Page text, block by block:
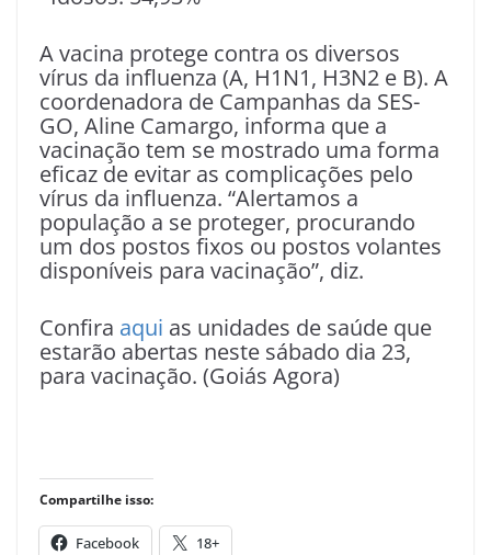
A vacina protege contra os diversos
vírus da influenza (A, H1N1, H3N2 e B). A
coordenadora de Campanhas da SES-
GO, Aline Camargo, informa que a
vacinação tem se mostrado uma forma
eficaz de evitar as complicações pelo
vírus da influenza. “Alertamos a
população a se proteger, procurando
um dos postos fixos ou postos volantes
disponíveis para vacinação”, diz.
Confira aqui as unidades de saúde que
estarão abertas neste sábado dia 23,
para vacinação. (Goiás Agora)
Compartilhe isso:
Facebook 18+